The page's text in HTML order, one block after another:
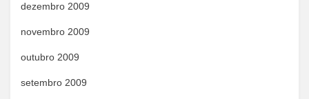
dezembro 2009
novembro 2009
outubro 2009
setembro 2009